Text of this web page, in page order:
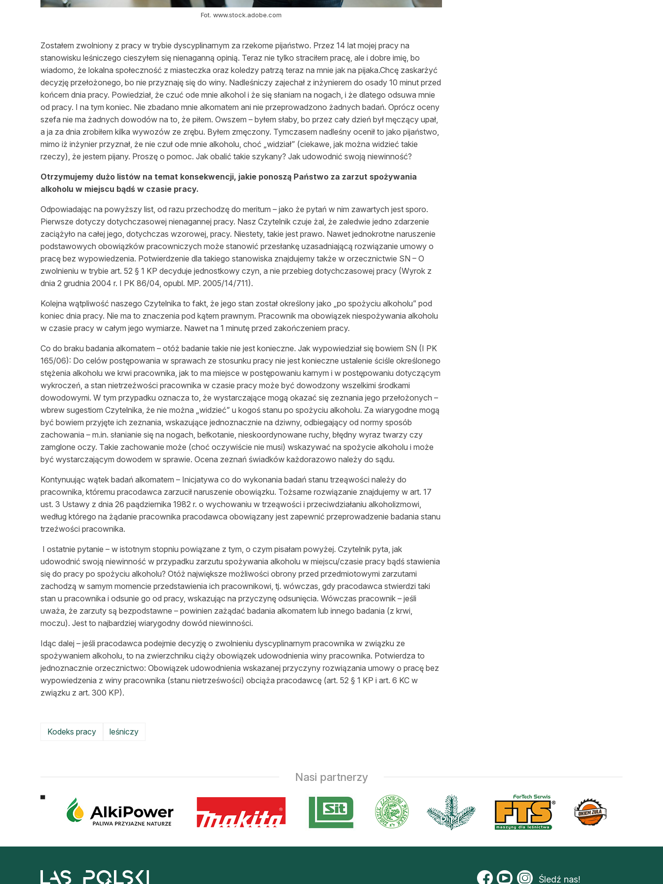
Fot. www.stock.adobe.com
Zostałem zwolniony z pracy w trybie dyscyplinarnym za rzekome pijaństwo. Przez 14 lat mojej pracy na
stanowisku leśniczego cieszyłem się nienaganną opinią. Teraz nie tylko straciłem pracę, ale i dobre imię, bo
wiadomo, że lokalna społeczność z miasteczka oraz koledzy patrzą teraz na mnie jak na pijaka.Chcę zaskarżyć
decyzję przełożonego, bo nie przyznaję się do winy. Nadleśniczy zajechał z inżynierem do osady 10 minut przed
końcem dnia pracy. Powiedział, że czuć ode mnie alkohol i że się słaniam na nogach, i że dlatego odsuwa mnie
od pracy. I na tym koniec. Nie zbadano mnie alkomatem ani nie przeprowadzono żadnych badań. Oprócz oceny
szefa nie ma żadnych dowodów na to, że piłem. Owszem – byłem słaby, bo przez cały dzień był męczący upał,
a ja za dnia zrobiłem kilka wywozów ze zrębu. Byłem zmęczony. Tymczasem nadleśny ocenił to jako pijaństwo,
mimo iż inżynier przyznał, że nie czuł ode mnie alkoholu, choć „widział” (ciekawe, jak można widzieć takie
rzeczy), że jestem pijany. Proszę o pomoc. Jak obalić takie szykany? Jak udowodnić swoją niewinność?
Otrzymujemy dużo listów na temat konsekwencji, jakie ponoszą Państwo za zarzut spożywania
alkoholu w miejscu bądś w czasie pracy.
Odpowiadając na powyższy list, od razu przechodzę do meritum – jako że pytań w nim zawartych jest sporo.
Pierwsze dotyczy dotychczasowej nienagannej pracy. Nasz Czytelnik czuje żal, że zaledwie jedno zdarzenie
zaciążyło na całej jego, dotychczas wzorowej, pracy. Niestety, takie jest prawo. Nawet jednokrotne naruszenie
podstawowych obowiązków pracowniczych może stanowić przesłankę uzasadniającą rozwiązanie umowy o
pracę bez wypowiedzenia. Potwierdzenie dla takiego stanowiska znajdujemy także w orzecznictwie SN – O
zwolnieniu w trybie art. 52 § 1 KP decyduje jednostkowy czyn, a nie przebieg dotychczasowej pracy (Wyrok z
dnia 2 grudnia 2004 r. I PK 86/04, opubl. MP. 2005/14/711).
Kolejna wątpliwość naszego Czytelnika to fakt, że jego stan został określony jako „po spożyciu alkoholu” pod
koniec dnia pracy. Nie ma to znaczenia pod kątem prawnym. Pracownik ma obowiązek niespożywania alkoholu
w czasie pracy w całym jego wymiarze. Nawet na 1 minutę przed zakończeniem pracy.
Co do braku badania alkomatem – otóż badanie takie nie jest konieczne. Jak wypowiedział się bowiem SN (I PK
165/06): Do celów postępowania w sprawach ze stosunku pracy nie jest konieczne ustalenie ściśle określonego
stężenia alkoholu we krwi pracownika, jak to ma miejsce w postępowaniu karnym i w postępowaniu dotyczącym
wykroczeń, a stan nietrzeźwości pracownika w czasie pracy może być dowodzony wszelkimi środkami
dowodowymi. W tym przypadku oznacza to, że wystarczające mogą okazać się zeznania jego przełożonych –
wbrew sugestiom Czytelnika, że nie można „widzieć” u kogoś stanu po spożyciu alkoholu. Za wiarygodne mogą
być bowiem przyjęte ich zeznania, wskazujące jednoznacznie na dziwny, odbiegający od normy sposób
zachowania – m.in. słanianie się na nogach, bełkotanie, nieskoordynowane ruchy, błędny wyraz twarzy czy
zamglone oczy. Takie zachowanie może (choć oczywiście nie musi) wskazywać na spożycie alkoholu i może
być wystarczającym dowodem w sprawie. Ocena zeznań świadków każdorazowo należy do sądu.
Kontynuując wątek badań alkomatem – Inicjatywa co do wykonania badań stanu trzeąwości należy do
pracownika, któremu pracodawca zarzucił naruszenie obowiązku. Tożsame rozwiązanie znajdujemy w art. 17
ust. 3 Ustawy z dnia 26 paądziernika 1982 r. o wychowaniu w trzeąwości i przeciwdziałaniu alkoholizmowi,
według którego na żądanie pracownika pracodawca obowiązany jest zapewnić przeprowadzenie badania stanu
trzeźwości pracownika.
I ostatnie pytanie – w istotnym stopniu powiązane z tym, o czym pisałam powyżej. Czytelnik pyta, jak
udowodnić swoją niewinność w przypadku zarzutu spożywania alkoholu w miejscu/czasie pracy bądś stawienia
się do pracy po spożyciu alkoholu? Otóż największe możliwości obrony przed przedmiotowymi zarzutami
zachodzą w samym momencie przedstawienia ich pracownikowi, tj. wówczas, gdy pracodawca stwierdzi taki
stan u pracownika i odsunie go od pracy, wskazując na przyczynę odsunięcia. Wówczas pracownik – jeśli
uważa, że zarzuty są bezpodstawne – powinien zażądać badania alkomatem lub innego badania (z krwi,
moczu). Jest to najbardziej wiarygodny dowód niewinności.
Idąc dalej – jeśli pracodawca podejmie decyzję o zwolnieniu dyscyplinarnym pracownika w związku ze
spożywaniem alkoholu, to na zwierzchniku ciąży obowiązek udowodnienia winy pracownika. Potwierdza to
jednoznacznie orzecznictwo: Obowiązek udowodnienia wskazanej przyczyny rozwiązania umowy o pracę bez
wypowiedzenia z winy pracownika (stanu nietrześwości) obciąża pracodawcę (art. 52 § 1 KP i art. 6 KC w
związku z art. 300 KP).
Kodeks pracy leśniczy
Nasi partnerzy
Śledź nas!